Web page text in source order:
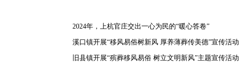
2024年，上杭官庄交出一心为民的“暖心答卷”
溪口镇开展“移风易俗树新风 厚养薄葬传美德”宣传活动
旧县镇开展“殡葬移风易俗 树立文明新风”主题宣传活动